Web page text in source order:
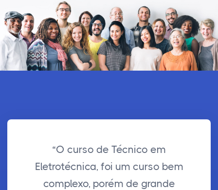
“O curso de Técnico em
Eletrotécnica, foi um curso bem
complexo, porém de grande